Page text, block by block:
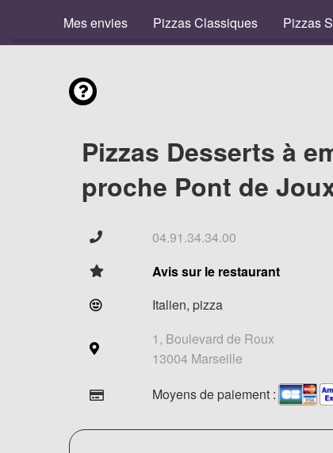
Mes envies Pizzas Classiques Pizzas
Pizzas Desserts à
proche Pont de
04.91.34.34.00
Avis sur le restaurant
Italien, pizza
1, Boulevard de Roux
13004 Marseille
Moyens de paiement :